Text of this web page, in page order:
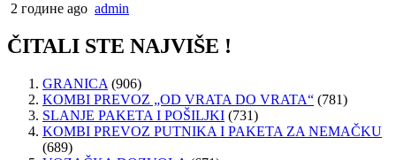
2 године ago admin
ČITALI STE NAJVIŠE !
GRANICA (906)
KOMBI PREVOZ „OD VRATA DO VRATA“ (781)
SLANJE PAKETA I POŠILJKI (731)
KOMBI PREVOZ PUTNIKA I PAKETA ZA NEMAČKU
(689)